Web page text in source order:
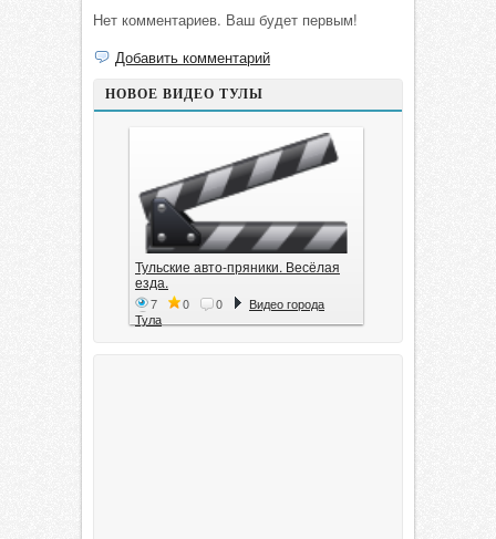
Нет комментариев. Ваш будет первым!
Добавить комментарий
НОВОЕ ВИДЕО ТУЛЫ
Тульские авто-пряники. Весёлая
езда.
7 0 0
Видео города
Тула